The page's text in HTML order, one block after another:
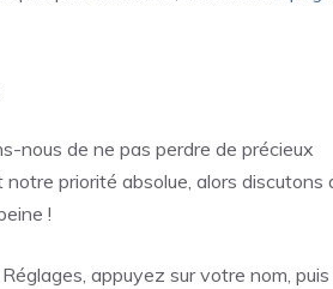
nous de ne pas perdre de précieux
notre priorité absolue, alors discutons
!
appuyez sur votre nom, puis